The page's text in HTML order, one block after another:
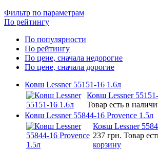
Фильтр по параметрам
По рейтингу
По популярности
По рейтингу
По цене, сначала недорогие
По цене, сначала дорогие
Ковш Lessner 55151-16 1.6л
Ковш Lessner
Товар есть в
Ковш Lessner 55844-16 Provence 1.5л
Ковш Lessner
237 грн. Товар
корзину